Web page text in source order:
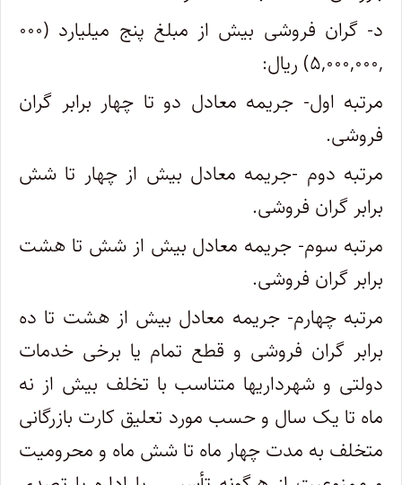
د- گران فروشی بیش از مبلغ پنج میلیارد (۰۰۰
,۵,۰۰۰,۰۰۰) ریال:
مرتبه اول- جریمه معادل دو تا چهار برابر گران
فروشی.
مرتبه دوم -جریمه معادل بیش از چهار تا شش
برابر گران فروشی.
مرتبه سوم- جریمه معادل بیش از شش تا هشت
برابر گران فروشی.
مرتبه چهارم- جریمه معادل بیش از هشت تا ده
برابر گران فروشی و قطع تمام یا برخی خدمات
دولتی و شهرداریها متناسب با تخلف بیش از نه
ماه تا یک سال و حسب مورد تعلیق کارت بازرگانی
متخلف به مدت چهار ماه تا شش ماه و محرومیت